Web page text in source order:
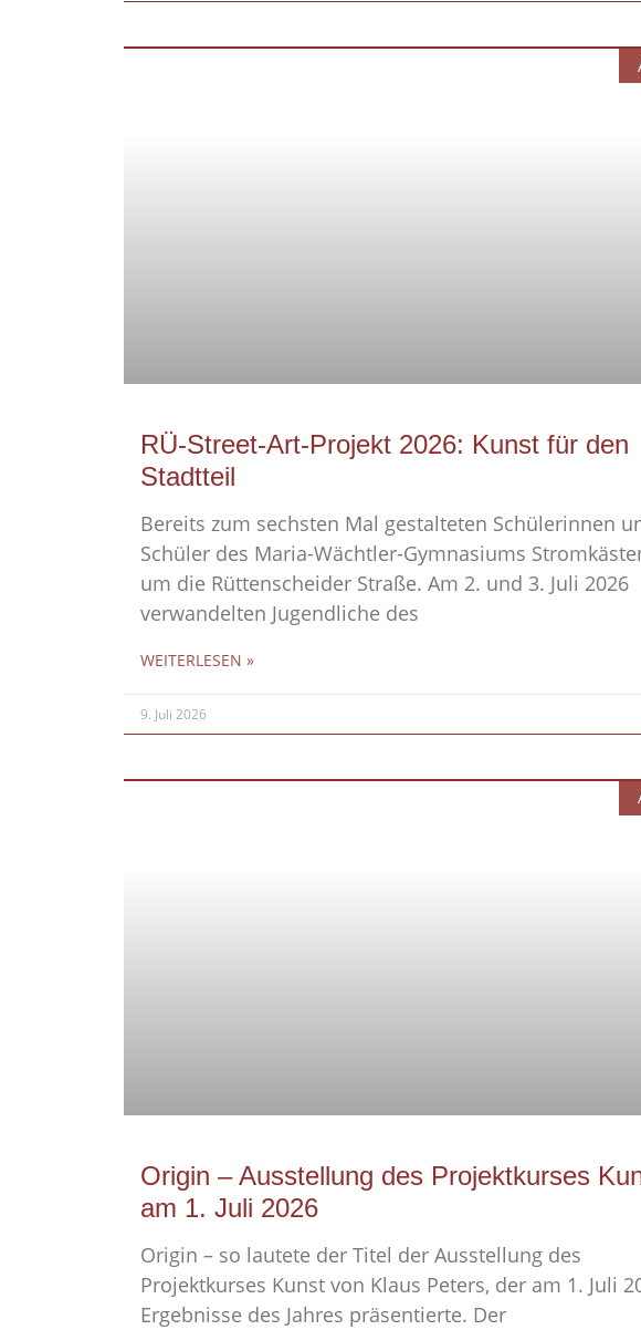
RÜ-Street-Art-Projekt 2026: Kunst für den
Stadtteil
Bereits zum sechsten Mal gestalteten Schülerinnen
Schüler des Maria-Wächtler-Gymnasiums
um die Rüttenscheider Straße. Am 2. und 3. Juli 2026
verwandelten Jugendliche des
WEITERLESEN »
9. Juli 2026
Origin – Ausstellung des Projektkurses
am 1. Juli 2026
Origin – so lautete der Titel der Ausstellung des
Projektkurses Kunst von Klaus Peters, der am 1. Juli
Ergebnisse des Jahres präsentierte. Der